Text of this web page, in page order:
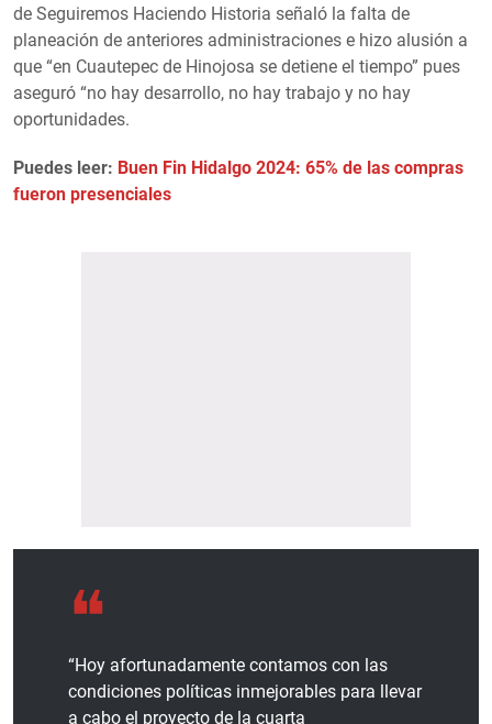
de Seguiremos Haciendo Historia señaló la falta de
planeación de anteriores administraciones e hizo alusión a
que “en Cuautepec de Hinojosa se detiene el tiempo” pues
aseguró “no hay desarrollo, no hay trabajo y no hay
oportunidades.
Puedes leer: Buen Fin Hidalgo 2024: 65% de las compras
fueron presenciales
“Hoy afortunadamente contamos con las
condiciones políticas inmejorables para llevar
a cabo el proyecto de la cuarta